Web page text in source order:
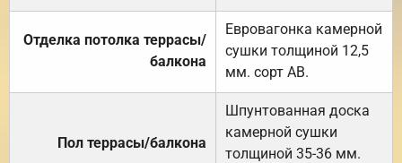
Отделка потолка террасы/
балкона
Евровагонка камерной
сушки толщиной 12,5
мм. сорт АВ.
Пол террасы/балкона
Шпунтованная доска
камерной сушки
толщиной 35-36 мм.